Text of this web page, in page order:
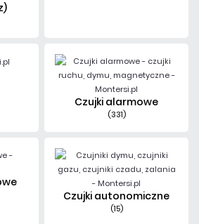
Czujki alarmowe
(331)
Czujki autonomiczne
(15)